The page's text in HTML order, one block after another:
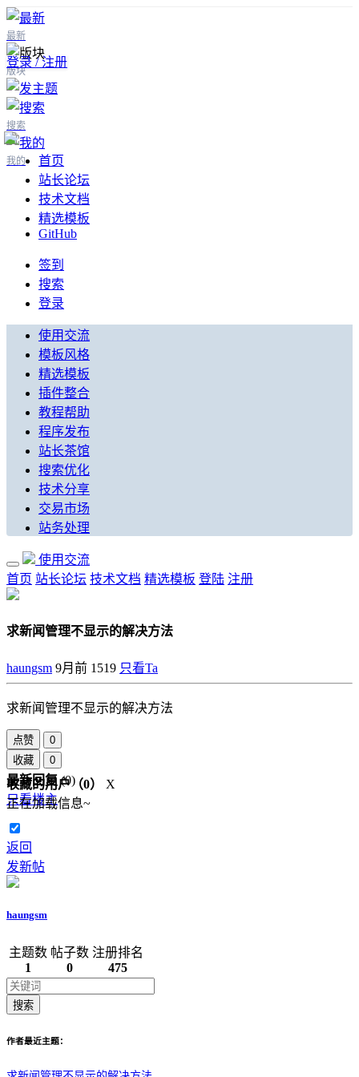
最新
版块
搜索
我的
登录 / 注册
首页
站长论坛
技术文档
精选模板
GitHub
签到
搜索
登录
使用交流
模板风格
精选模板
插件整合
教程帮助
程序发布
站长茶馆
搜索优化
技术分享
交易市场
站务处理
使用交流
首页 站长论坛 技术文档 精选模板 登陆 注册
求新闻管理不显示的解决方法
haungsm 9月前 1519 只看Ta
求新闻管理不显示的解决方法
点赞
0
收藏
0
收藏的用户（0）
X
正在加载信息~
最新回复(0)
只看楼主
返回
发新帖
haungsm
主题数
1
帖子数
0
注册排名
475
搜索
作者最近主题：